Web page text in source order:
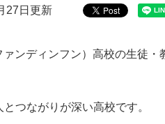
27日更新
ンディンフン）高校の生徒・
つながりが深い高校です。